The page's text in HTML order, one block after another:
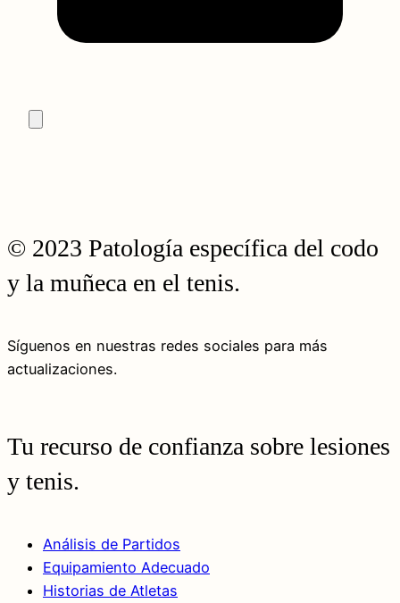
© 2023 Patología específica del codo
y la muñeca en el tenis.
Síguenos en nuestras redes sociales para más
actualizaciones.
Tu recurso de confianza sobre lesiones
y tenis.
Análisis de Partidos
Equipamiento Adecuado
Historias de Atletas